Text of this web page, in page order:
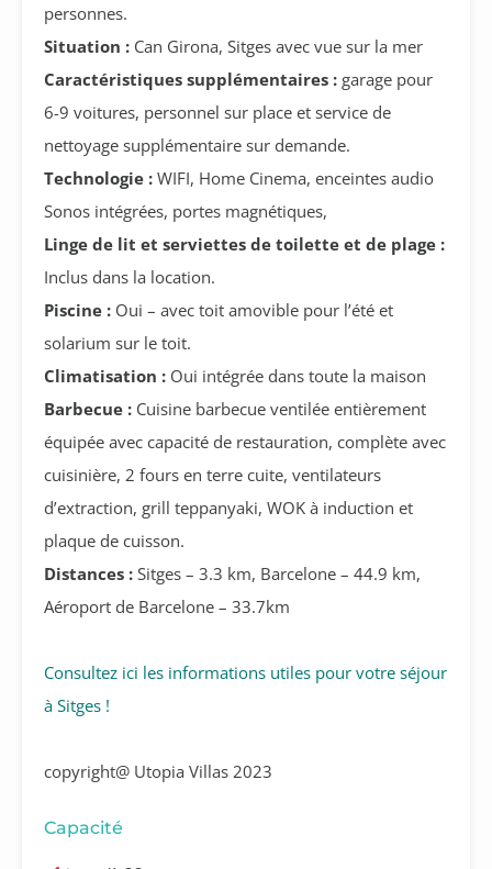
personnes.
Situation : Can Girona, Sitges avec vue sur la mer
Caractéristiques supplémentaires : garage pour
6-9 voitures, personnel sur place et service de
nettoyage supplémentaire sur demande.
Technologie : WIFI, Home Cinema, enceintes audio
Sonos intégrées, portes magnétiques,
Linge de lit et serviettes de toilette et de plage :
Inclus dans la location.
Piscine : Oui – avec toit amovible pour l’été et
solarium sur le toit.
Climatisation : Oui intégrée dans toute la maison
Barbecue : Cuisine barbecue ventilée entièrement
équipée avec capacité de restauration, complète avec
cuisinière, 2 fours en terre cuite, ventilateurs
d’extraction, grill teppanyaki, WOK à induction et
plaque de cuisson.
Distances : Sitges – 3.3 km, Barcelone – 44.9 km,
Aéroport de Barcelone – 33.7km
Consultez ici les informations utiles pour votre séjour
à Sitges !
copyright@ Utopia Villas 2023
Capacité